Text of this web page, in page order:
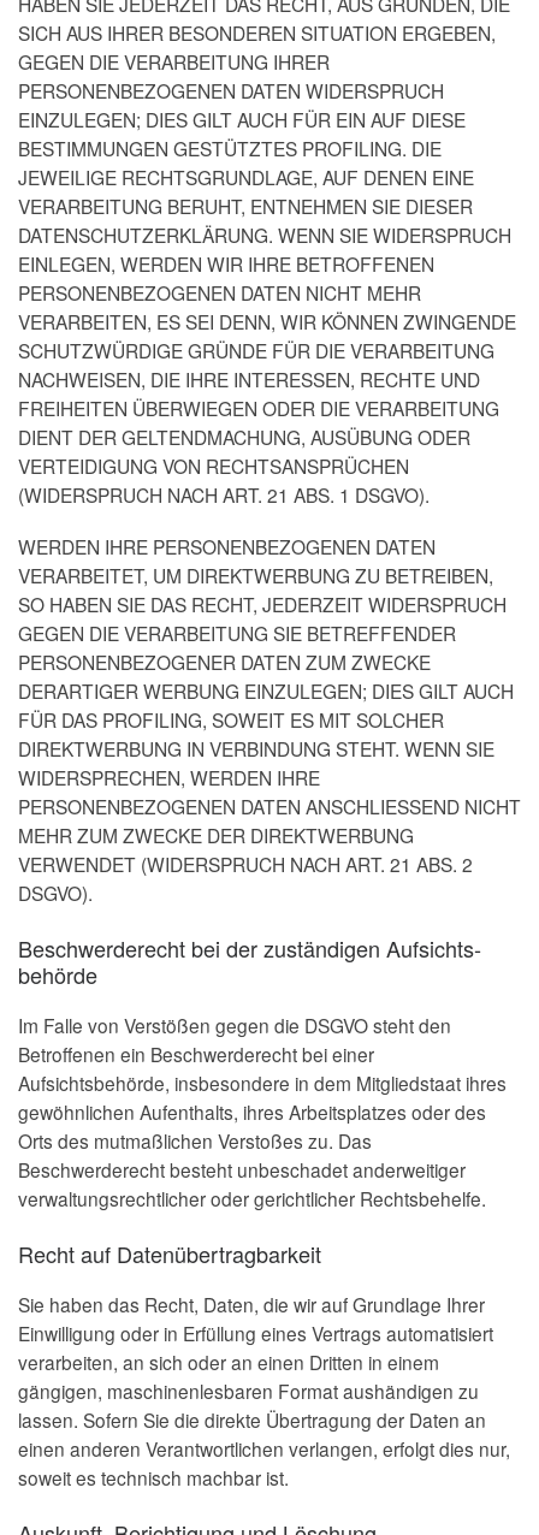
SICH AUS IHRER BESONDEREN SITUATION ERGEBEN,
GEGEN DIE VERARBEITUNG IHRER
PERSONENBEZOGENEN DATEN WIDERSPRUCH
EINZULEGEN; DIES GILT AUCH FÜR EIN AUF DIESE
BESTIMMUNGEN GESTÜTZTES PROFILING. DIE
JEWEILIGE RECHTSGRUNDLAGE, AUF DENEN EINE
VERARBEITUNG BERUHT, ENTNEHMEN SIE DIESER
DATENSCHUTZERKLÄRUNG. WENN SIE WIDERSPRUCH
EINLEGEN, WERDEN WIR IHRE BETROFFENEN
PERSONENBEZOGENEN DATEN NICHT MEHR
VERARBEITEN, ES SEI DENN, WIR KÖNNEN ZWINGENDE
SCHUTZWÜRDIGE GRÜNDE FÜR DIE VERARBEITUNG
NACHWEISEN, DIE IHRE INTERESSEN, RECHTE UND
FREIHEITEN ÜBERWIEGEN ODER DIE VERARBEITUNG
DIENT DER GELTENDMACHUNG, AUSÜBUNG ODER
VERTEIDIGUNG VON RECHTSANSPRÜCHEN
(WIDERSPRUCH NACH ART. 21 ABS. 1 DSGVO).
WERDEN IHRE PERSONENBEZOGENEN DATEN
VERARBEITET, UM DIREKTWERBUNG ZU BETREIBEN,
SO HABEN SIE DAS RECHT, JEDERZEIT WIDERSPRUCH
GEGEN DIE VERARBEITUNG SIE BETREFFENDER
PERSONENBEZOGENER DATEN ZUM ZWECKE
DERARTIGER WERBUNG EINZULEGEN; DIES GILT AUCH
FÜR DAS PROFILING, SOWEIT ES MIT SOLCHER
DIREKTWERBUNG IN VERBINDUNG STEHT. WENN SIE
WIDERSPRECHEN, WERDEN IHRE
PERSONENBEZOGENEN DATEN ANSCHLIESSEND NICHT
MEHR ZUM ZWECKE DER DIREKTWERBUNG
VERWENDET (WIDERSPRUCH NACH ART. 21 ABS. 2
DSGVO).
Beschwerde­recht bei der zuständigen Aufsichts­
behörde
Im Falle von Verstößen gegen die DSGVO steht den
Betroffenen ein Beschwerderecht bei einer
Aufsichtsbehörde, insbesondere in dem Mitgliedstaat ihres
gewöhnlichen Aufenthalts, ihres Arbeitsplatzes oder des
Orts des mutmaßlichen Verstoßes zu. Das
Beschwerderecht besteht unbeschadet anderweitiger
verwaltungsrechtlicher oder gerichtlicher Rechtsbehelfe.
Recht auf Daten­übertrag­barkeit
Sie haben das Recht, Daten, die wir auf Grundlage Ihrer
Einwilligung oder in Erfüllung eines Vertrags automatisiert
verarbeiten, an sich oder an einen Dritten in einem
gängigen, maschinenlesbaren Format aushändigen zu
lassen. Sofern Sie die direkte Übertragung der Daten an
einen anderen Verantwortlichen verlangen, erfolgt dies nur,
soweit es technisch machbar ist.